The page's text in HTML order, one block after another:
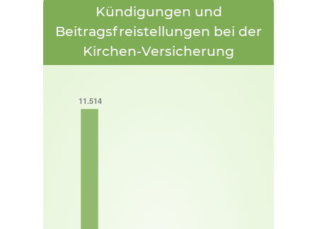
Kündigungen und
Beitragsfreistellungen bei der
Kirchen-Versicherung